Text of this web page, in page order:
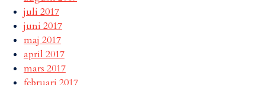
juli 2017
juni 2017
maj 2017
april 2017
mars 2017